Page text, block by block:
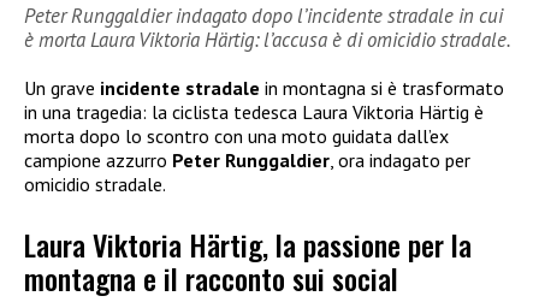
Peter Runggaldier indagato dopo l’incidente stradale in cui
è morta Laura Viktoria Härtig: l’accusa è di omicidio stradale.
Un grave incidente stradale in montagna si è trasformato
in una tragedia: la ciclista tedesca Laura Viktoria Härtig è
morta dopo lo scontro con una moto guidata dall’ex
campione azzurro Peter Runggaldier , ora indagato per
omicidio stradale.
Laura Viktoria Härtig, la passione per la
montagna e il racconto sui social